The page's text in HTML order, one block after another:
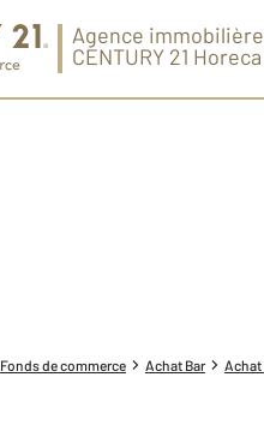
Agence immobilière
CENTURY 21
Fonds de commerce Achat Bar Achat